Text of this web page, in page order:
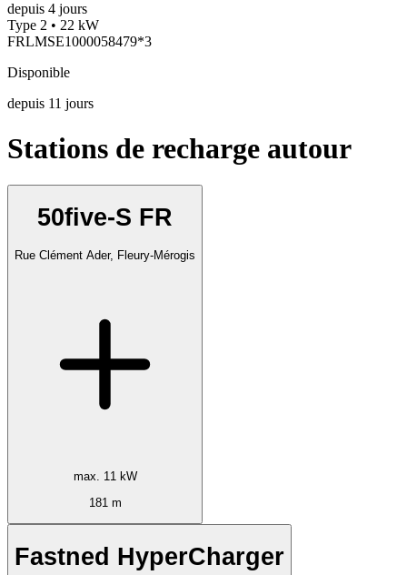
depuis 4 jours
Type 2 • 22 kW
FRLMSE1000058479*3
Disponible
depuis 11 jours
Stations de recharge autour
50five-S FR
Rue Clément Ader, Fleury-Mérogis
max. 11 kW
181 m
Fastned HyperCharger